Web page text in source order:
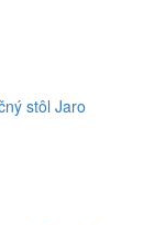
stôl Jaro